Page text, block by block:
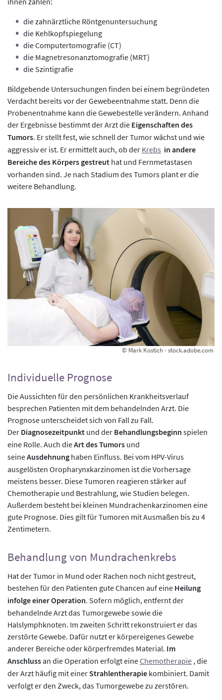
die zahnärztliche Röntgenuntersuchung
die Kehlkopfspiegelung
die Computertomografie (CT)
die Magnetresonanztomografie (MRT)
die Szintigrafie
Bildgebende Untersuchungen finden bei einem begründeten
Verdacht bereits vor der Gewebeentnahme statt. Denn die
Probenentnahme kann die Gewebestelle verändern. Anhand
der Ergebnisse bestimmt der Arzt die Eigenschaften des
Tumors. Er stellt fest, wie schnell der Tumor wächst und wie
aggressiv er ist. Er ermittelt auch, ob der Krebs in andere
Bereiche des Körpers gestreut hat und Fernmetastasen
vorhanden sind. Je nach Stadium des Tumors plant er die
weitere Behandlung.
© Mark Kostich - stock.adobe.com
Individuelle Prognose
Die Aussichten für den persönlichen Krankheitsverlauf
besprechen Patienten mit dem behandelnden Arzt. Die
Prognose unterscheidet sich von Fall zu Fall.
Der Diagnosezeitpunkt und der Behandlungsbeginn spielen
eine Rolle. Auch dieArt des Tumors und
seineAusdehnung haben Einfluss. Bei vom HPV-Virus
ausgelösten Oropharynxkarzinomen ist die Vorhersage
meistens besser. Diese Tumoren reagieren stärker auf
Chemotherapie und Bestrahlung, wie Studien belegen.
Außerdem besteht bei kleinen Mundrachenkarzinomen eine
gute Prognose. Dies gilt für Tumoren mit Ausmaßen bis zu 4
Zentimetern.
Behandlung von Mundrachenkrebs
Hat der Tumor in Mund oder Rachen noch nicht gestreut,
bestehen für den Patienten gute Chancen auf eine Heilung
infolge einer Operation. Sofern möglich, entfernt der
behandelnde Arzt das Tumorgewebe sowie die
Halslymphknoten. Im zweiten Schritt rekonstruiert er das
zerstörte Gewebe. Dafür nutzt er körpereigenes Gewebe
anderer Bereiche oder körperfremdes Material. Im
Anschlussan die Operation erfolgt eineChemotherapie , die
der Arzt häufig mit einerStrahlentherapie kombiniert. Damit
verfolgt er den Zweck, das Tumorgewebe zu zerstören.